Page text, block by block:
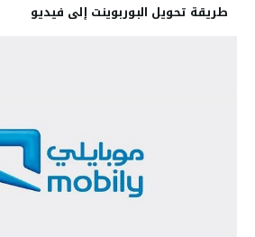
طريقة تحويل البوربوينت إلى فيديو